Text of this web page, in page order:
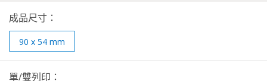
成品尺寸：
90 x 54 mm
單/雙列印：